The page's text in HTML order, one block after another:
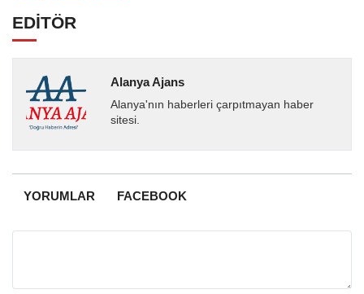
EDİTÖR
Alanya Ajans
Alanya'nın haberleri çarpıtmayan haber
sitesi.
YORUMLAR FACEBOOK